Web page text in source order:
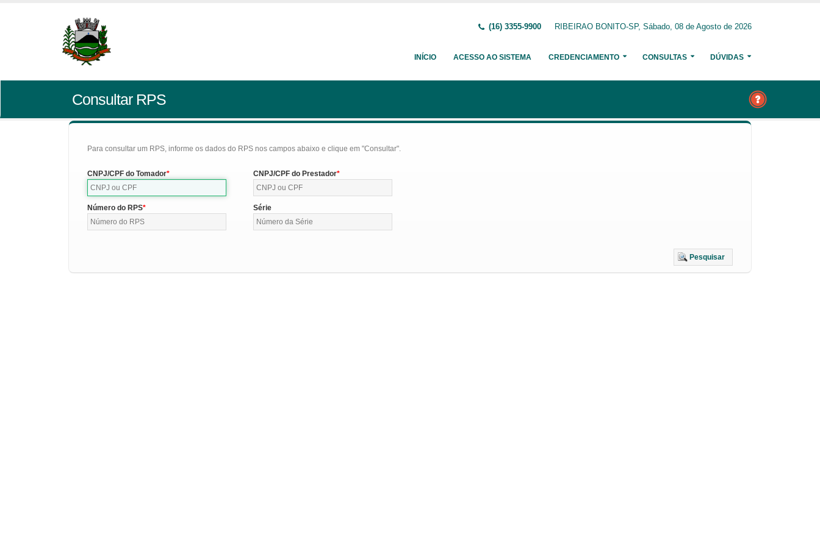
(16) 3355-9900 RIBEIRAO BONITO-SP, Sábado, 08 de Agosto de 2026
INÍCIO ACESSO AO SISTEMA CREDENCIAMENTO CONSULTAS DÚVIDAS
Consultar RPS
Para consultar um RPS, informe os dados do RPS nos campos abaixo e clique em "Consultar".
CNPJ/CPF do Tomador CNPJ/CPF do Prestador
Número do RPS Série
Pesquisar